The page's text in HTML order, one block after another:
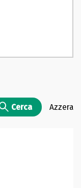
Cerca Azzera